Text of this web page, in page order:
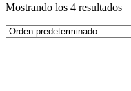
Mostrando los 4 resultados